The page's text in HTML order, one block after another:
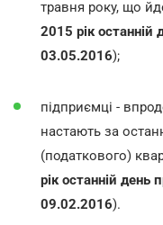
травня року, що
2015 рік останній
03.05.2016);
підприємці -
настають за
(податкового)
рік останній день
09.02.2016).